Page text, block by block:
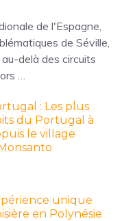
de l'Espagne,
de Séville,
delà des circuits
…
: Les plus
du Portugal à
le village
unique
en Polynésie